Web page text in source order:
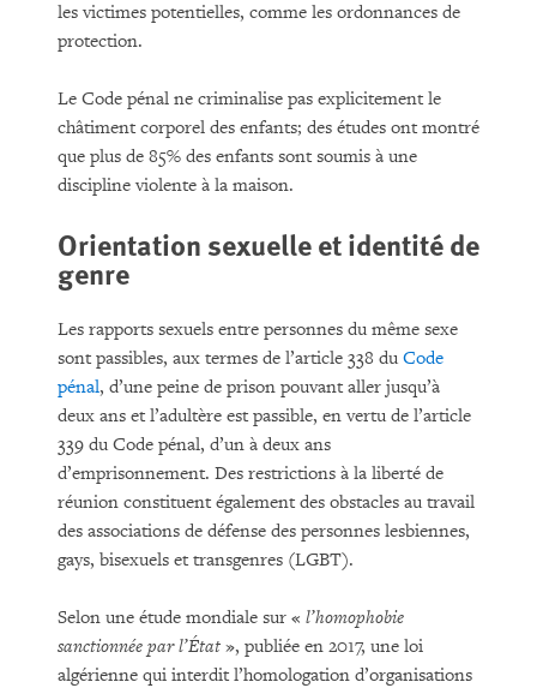
les victimes potentielles, comme les ordonnances de
protection.
Le Code pénal ne criminalise pas explicitement le
châtiment corporel des enfants; des études ont montré
que plus de 85% des enfants sont soumis à une
discipline violente à la maison.
Orientation sexuelle et identité de
genre
Les rapports sexuels entre personnes du même sexe
sont passibles, aux termes de l’article 338 du Code
pénal, d’une peine de prison pouvant aller jusqu’à
deux ans et l’adultère est passible, en vertu de l’article
339 du Code pénal, d’un à deux ans
d’emprisonnement. Des restrictions à la liberté de
réunion constituent également des obstacles au travail
des associations de défense des personnes lesbiennes,
gays, bisexuels et transgenres (LGBT).
Selon une étude mondiale sur « l’homophobie
sanctionnée par l’État », publiée en 2017, une loi
algérienne qui interdit l’homologation d’organisations